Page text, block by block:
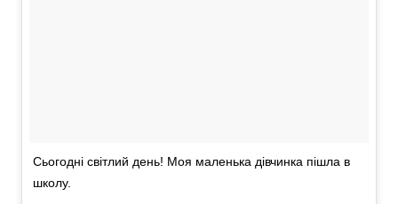
Сьогодні світлий день! Моя маленька дівчинка пішла в
школу.